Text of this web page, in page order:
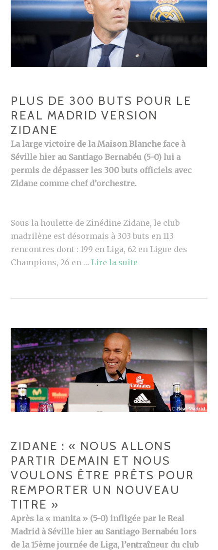
PLUS DE 300 BUTS POUR LE
REAL MADRID VERSION
ZIDANE
La large victoire de la Maison Blanche face à
Séville hier au Santiago Bernabéu (5-0) lui a
permis de dépasser les 300 buts officiels avec
Zidane comme chef d’orchestre.
Sous la houlette de Zinédine Zidane, le club
madrilène est désormais à 303 buts en 113
rencontres dont : 199 en Liga, 62 en Ligue des
Champions, 26 en …Lire la suite
ZIDANE : « NOUS ALLONS
PARTIR DEMAIN ET NOUS
VOULONS ÊTRE PRÊTS POUR
REMPORTER UN NOUVEAU
TITRE »
Après la « manita » (5-0) infligée par le Real
Madrid à Séville hier au Santiago Bernabéu lors
de la 15ème journée de Liga, l’entraîneur du club